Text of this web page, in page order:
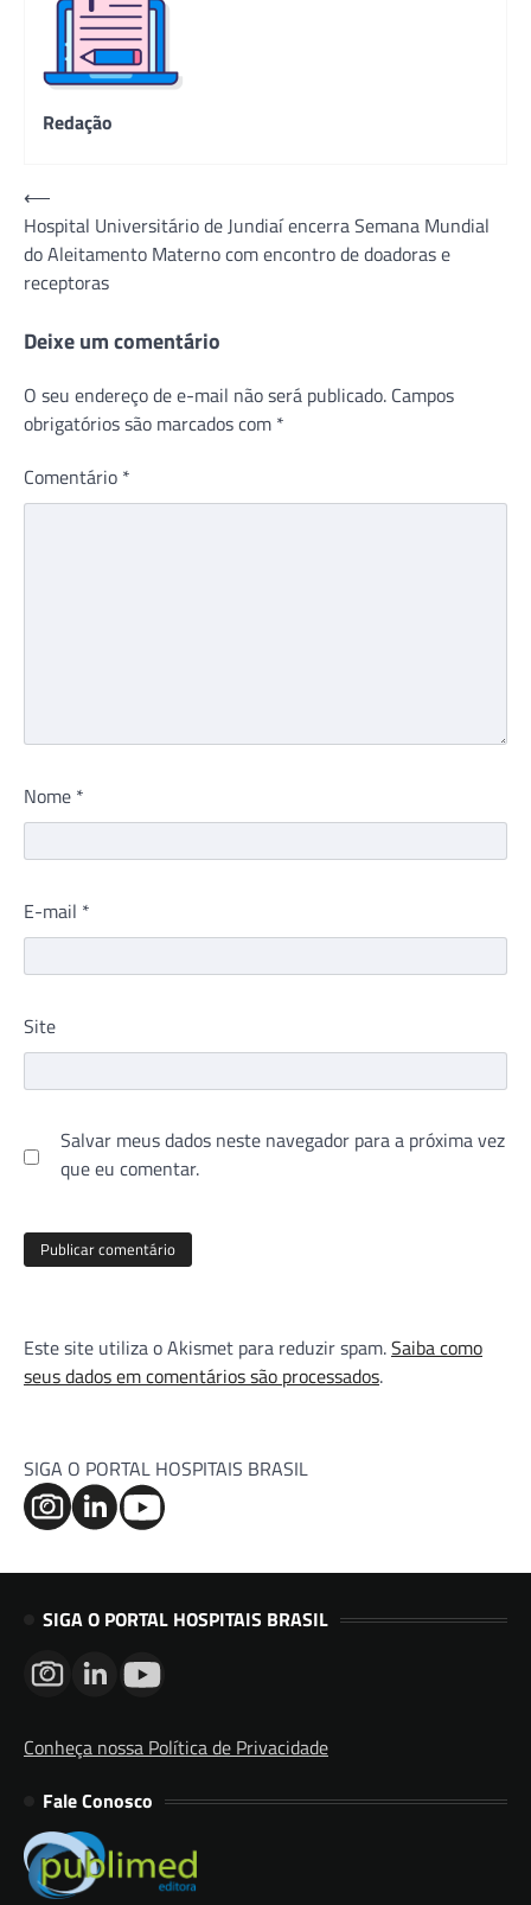
Redação
Navegação
de
Post
⟵
Hospital Universitário de Jundiaí encerra Semana Mundial
do Aleitamento Materno com encontro de doadoras e
receptoras
Deixe um comentário
O seu endereço de e-mail não será publicado. Campos
obrigatórios são marcados com *
Comentário *
Nome *
E-mail *
Site
Salvar meus dados neste navegador para a próxima vez
que eu comentar.
Este site utiliza o Akismet para reduzir spam.Saiba como
seus dados em comentários são processados.
SIGA O PORTAL HOSPITAIS BRASIL
SIGA O PORTAL HOSPITAIS BRASIL
Conheça nossa Política de Privacidade
Fale Conosco